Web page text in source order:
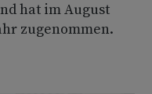
hat im August
zugenommen.